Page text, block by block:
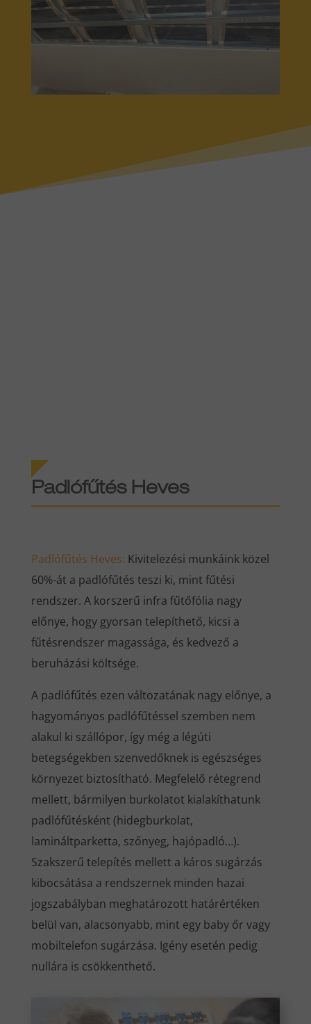
Padlófűtés Heves
Padlófűtés Heves: Kivitelezési munkáink közel
60%-át a padlófűtés teszi ki, mint fűtési
rendszer. A korszerű infra fűtőfólia nagy
előnye, hogy gyorsan telepíthető, kicsi a
fűtésrendszer magassága, és kedvező a
beruházási költsége.
A padlófűtés ezen változatának nagy előnye, a
hagyományos padlófűtéssel szemben nem
alakul ki szállópor, így még a légúti
betegségekben szenvedőknek is egészséges
környezet biztosítható. Megfelelő rétegrend
mellett, bármilyen burkolatot kialakíthatunk
padlófűtésként (hidegburkolat,
lamináltparketta, szőnyeg, hajópadló…).
Szakszerű telepítés mellett a káros sugárzás
kibocsátása a rendszernek minden hazai
jogszabályban meghatározott határértéken
belül van, alacsonyabb, mint egy baby őr vagy
mobiltelefon sugárzása. Igény esetén pedig
nullára is csökkenthető.